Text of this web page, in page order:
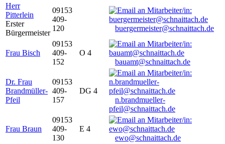
Herr
Pitterlein
Erster
Bürgermeister
09153
409-
120
buergermeister@schnaittach.de
Frau Bisch
09153
409-
152
O 4
bauamt@schnaittach.de
Dr. Frau
Brandmüller-
Pfeil
09153
409-
157
DG 4
n.brandmueller-
pfeil@schnaittach.de
Frau Braun
09153
409-
130
E 4
ewo@schnaittach.de